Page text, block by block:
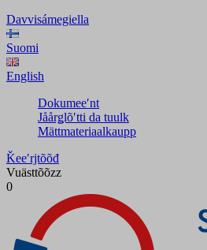
Davvisámegiella
Suomi
English
Dokumeeʹnt
Jåårǥlõʹtti da tuulk
Mättmateriaalkaupp
Ǩeeʹrjtõõđ
Vuästtõõzz
0